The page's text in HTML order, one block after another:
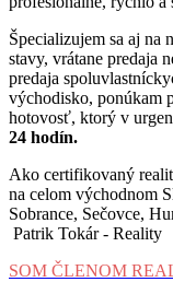
Špecializujem sa aj na
stavy, vrátane predaja
predaja
východisko, ponúkam
hotovosť, ktorý v
24 hodín.
Ako certifikovaný
na celom východnom
Sobrance, Sečovce,
Patrik Tokár - Reality
SOM ČLENOM